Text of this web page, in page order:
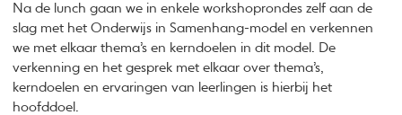
Na de lunch gaan we in enkele workshoprondes zelf aan de
slag met het Onderwijs in Samenhang-model en verkennen
we met elkaar thema’s en kerndoelen in dit model. De
verkenning en het gesprek met elkaar over thema’s,
kerndoelen en ervaringen van leerlingen is hierbij het
hoofddoel.